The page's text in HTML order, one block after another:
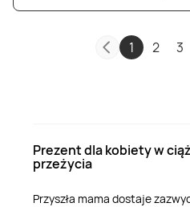
1 2 3
Prezent dla kobiety w
przeżycia
Przyszła mama dostaje